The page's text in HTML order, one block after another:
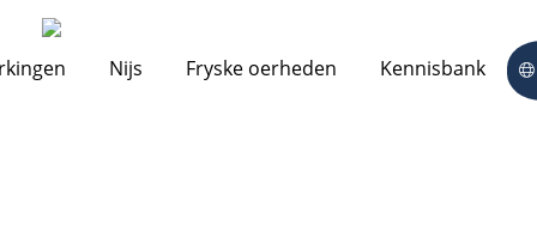
Nijs Fryske oerheden Kennisbank